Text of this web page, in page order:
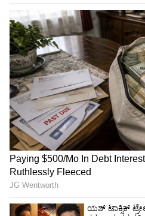
4
5
Image Credit :Insatgram
ಪತಿಯ ಕೆನ್ನೆಯನ್ನು ಮುದ್ದಿಸಿ
ಅಪರಿಮಿತ ಪ್ರೀತಿಯನ್ನು
ಸದಸ್ಯರೆಲ್ಲರೂ ಒಟ್ಟಾಗಿ ಕೇಕ್‌
ಸಂಭ್ರಮಿಸಿದ್ದು, ಈ ಫೋಟೋಗಳು